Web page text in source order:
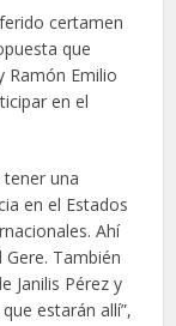
certamen
que
Ramón Emilio
en el
una
en el Estados
Ahí
También
Janilis Pérez y
estarán allí”,